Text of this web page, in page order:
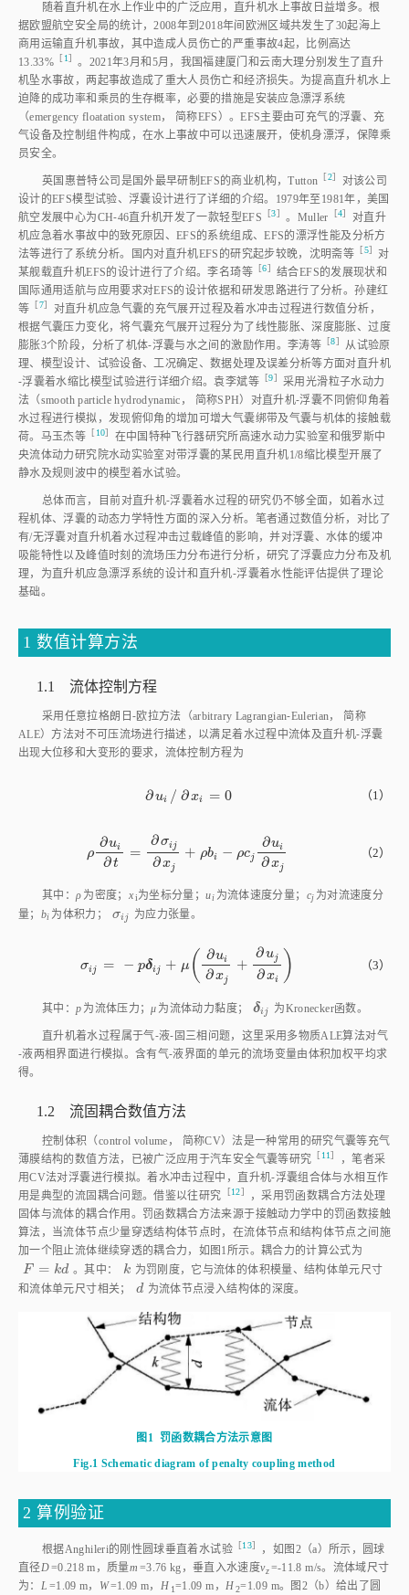
随着直升机在水上作业中的广泛应用，直升机水上事故日益增多。根
据欧盟航空安全局的统计，2008年到2018年间欧洲区域共发生了30起海上
商用运输直升机事故，其中造成人员伤亡的严重事故4起，比例高达
13.33% ［ 1］ 。2021年3月和5月，我国福建厦门和云南大理分别发生了直升
机坠水事故，两起事故造成了重大人员伤亡和经济损失。为提高直升机水上
迫降的成功率和乘员的生存概率，必要的措施是安装应急漂浮系统
（emergency floatation system， 简称EFS）。EFS主要由可充气的浮囊、充
气设备及控制组件构成，在水上事故中可以迅速展开，使机身漂浮，保障乘
员安全。
英国惠普特公司是国外最早研制EFS的商业机构，Tutton ［2］
对该公司
设计的EFS模型试验、浮囊设计进行了详细的介绍。1979年至1981年，美国
航空发展中心为CH⁃46直升机开发了一款轻型EFS ［3］ 。Muller ［4］
对直升
机应急着水事故中的致死原因、EFS的系统组成、EFS的漂浮性能及分析方
法等进行了系统分析。国内对直升机EFS的研究起步较晚，沈明斋等 ［5］ 对
某舰载直升机EFS的设计进行了介绍。李名琦等［6］结合EFS的发展现状和
国际通用适航与应用要求对EFS的设计依据和研发思路进行了分析。孙建红
等 ［7］
对直升机应急气囊的充气展开过程及着水冲击过程进行数值分析，
根据气囊压力变化，将气囊充气展开过程分为了线性膨胀、深度膨胀、过度
膨胀3个阶段，分析了机体⁃浮囊与水之间的激励作用。李涛等 ［8］ 从试验原
理、模型设计、试验设备、工况确定、数据处理及误差分析等方面对直升机
⁃浮囊着水缩比模型试验进行详细介绍。袁李斌等［9］ 采用光滑粒子水动力
法（smooth particle hydrodynamic， 简称SPH）对直升机⁃浮囊不同俯仰角着
水过程进行模拟，发现俯仰角的增加可增大气囊绑带及气囊与机体的接触载
荷。马玉杰等 ［ 10］ 在中国特种飞行器研究所高速水动力实验室和俄罗斯中
央流体动力研究院水动实验室对带浮囊的某民用直升机1/8缩比模型开展了
静水及规则波中的模型着水试验。
总体而言，目前对直升机⁃浮囊着水过程的研究仍不够全面，如着水过
程机体、浮囊的动态力学特性方面的深入分析。笔者通过数值分析，对比了
有/无浮囊对直升机着水过程冲击过载峰值的影响，并对浮囊、水体的缓冲
吸能特性以及峰值时刻的流场压力分布进行分析，研究了浮囊应力分布及机
理，为直升机应急漂浮系统的设计和直升机⁃浮囊着水性能评估提供了理论
基础。
1 数值计算方法
1.1 流体控制方程
采用任意拉格朗日⁃欧拉方法（arbitrary Lagrangian⁃Eulerian， 简称
ALE）方法对不可压流场进行描述，以满足着水过程中流体及直升机⁃浮囊
出现大位移和大变形的要求，流体控制方程为
∂ui / ∂xi = 0
∂ ui /∂xi= 0 （1）
ρ
∂ui
∂t
=
∂σij
∂xj
+ ρbi − ρcj
∂ui
∂xj
ρ∂u ∂t= ∂σij∂x j+ ρbi- ρc ∂ui∂xj （2）
其中：ρ 为密度； xi为坐标分量；ui 为流体速度分量； cj 为对流速度分
量； bi 为体积力； σij
σij 为应力张量。
σij = − pδij + μ ( ∂ui
∂xj
+
∂uj
∂xi )
σ ij= -pδij +μ ∂ui ∂xj+∂ uj∂ xi （3）
其中：p 为流体压力；μ 为流体动力黏度； δij
δij 为Kronecker函数。
直升机着水过程属于气⁃液⁃固三相问题，这里采用多物质ALE算法对气
⁃液两相界面进行模拟。含有气⁃液界面的单元的流场变量由体积加权平均求
得。
1.2 流固耦合数值方法
控制体积（control volume， 简称CV）法是一种常用的研究气囊等充气
薄膜结构的数值方法，已被广泛应用于汽车安全气囊等研究 ［ 11］
，笔者采
用CV法对浮囊进行模拟。着水冲击过程中，直升机⁃浮囊组合体与水相互作
用是典型的流固耦合问题。借鉴以往研究 ［12］
，采用罚函数耦合方法处理
固体与流体的耦合作用。罚函数耦合方法来源于接触动力学中的罚函数接触
算法，当流体节点少量穿透结构体节点时，在流体节点和结构体节点之间施
加一个阻止流体继续穿透的耦合力，如 图1所示。耦合力的计算公式为
F
= kd
F= kd 。其中： k
k 为罚刚度，它与流体的体积模量、结构体单元尺寸
和流体单元尺寸相关；
d
d 为流体节点浸入结构体的深度。
图1 罚函数耦合方法示意图
Fig.1 Schematic diagram of penalty coupling method
2 算例验证
根据Anghileri的刚性圆球垂直着水试验［13］ ，如 图2（a）所示，圆球
直径D=0.218 m，质量m =3.76 kg，垂直入水速度vz=-11.8 m/s。流体域尺寸
为： L =1.09 m， W=1.09 m， H 1=1.09 m， H2=1.09 m。 图2（b）给出了圆